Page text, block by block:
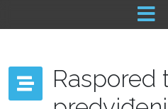
Raspored